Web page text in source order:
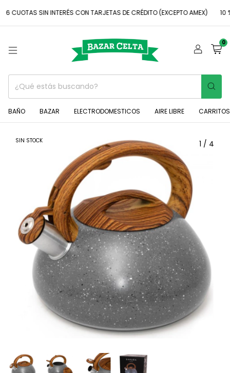
SIN INTERÉS CON TARJETAS DE CRÉDITO (EXCEPTO AMEX) 10 %
0
BAÑO BAZAR ELECTRODOMESTICOS AIRE LIBRE
SIN STOCK 1 / 4